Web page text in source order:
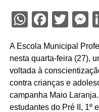
A Escola Municipal
nesta quarta-feira (27),
voltada à
contra crianças e
campanha Maio
estudantes do Pré II, 1º